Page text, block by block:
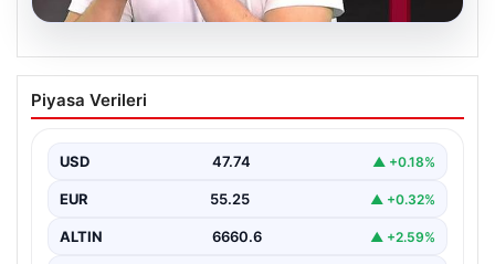
06.08.2026
Transfer Krizi Soruşturmaya Dönüştü:
Burhan Can Terzi Hakkında Resmi İşlem
Galatasaray Spor Kulübü, gerçekleştirilen transfer
iddialar nedeniyle…
Piyasa Verileri
USD 47.74 ▲ +0.18%
EUR 55.25 ▲ +0.32%
ALTIN 6660.6 ▲ +2.59%